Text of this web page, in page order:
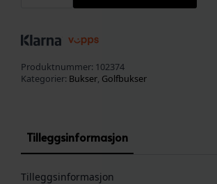
Produktnummer: 102374
Kategorier: Bukser, Golfbukser
Tilleggsinformasjon
Tilleggsinformasjon